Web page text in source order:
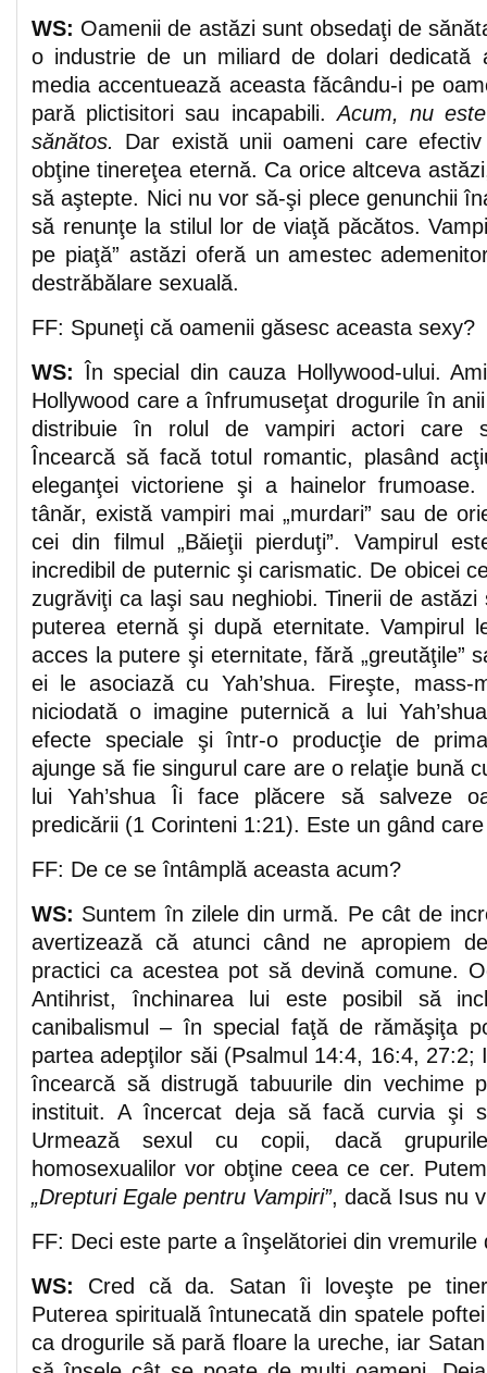
WS: Oamenii de astăzi sunt obsedaţi de
o industrie de un miliard de dolari dedicată
media accentuează aceasta făcându-i pe
pară plictisitori sau incapabili.Acum, nu
sănătos. Dar există unii oameni care
obţine tinereţea eternă. Ca orice altceva
să aştepte. Nici nu vor să-şi plece genunchii
să renunţe la stilul lor de viaţă păcătos.
pe piaţă” astăzi oferă un amestec
destrăbălare sexuală.
FF: Spuneţi că oamenii găsesc aceasta sexy?
WS: În special din cauza Hollywood-ului.
Hollywood care a înfrumuseţat drogurile în
distribuie în rolul de vampiri actori care
Încearcă să facă totul romantic, plasând
eleganţei victoriene şi a hainelor
tânăr, există vampiri mai „murdari” sau de
cei din filmul „Băieţii pierduţi”. Vampirul
incredibil de puternic şi carismatic. De obicei
zugrăviţi ca laşi sau neghiobi. Tinerii de
puterea eternă şi după eternitate. Vampirul
acces la putere şi eternitate, fără „greutăţile”
ei le asociază cu Yah’shua. Fireşte, mass-
niciodată o imagine puternică a lui
efecte speciale şi într-o producţie de
ajunge să fie singurul care are o relaţie bună
lui Yah’shua Îi face plăcere să salveze
predicării (1 Corinteni 1:21). Este un gând
FF: De ce se întâmplă aceasta acum?
WS: Suntem în zilele din urmă. Pe cât de
avertizează că atunci când ne apropiem
practici ca acestea pot să devină comune.
Antihrist, închinarea lui este posibil să
canibalismul – în special faţă de rămăşiţa
partea adepţilor săi (Psalmul 14:4, 16:4, 27:2;
încearcă să distrugă tabuurile din vechime
instituit. A încercat deja să facă curvia şi
Urmează sexul cu copii, dacă
homosexualilor vor obţine ceea ce cer.
„Drepturi Egale pentru Vampiri”, dacă Isus nu
FF: Deci este parte a înşelătoriei din vremurile
WS: Cred că da. Satan îi loveşte pe
Puterea spirituală întunecată din spatele
ca drogurile să pară floare la ureche, iar